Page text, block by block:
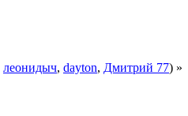
леонидыч, dayton, Дмитрий 77) »